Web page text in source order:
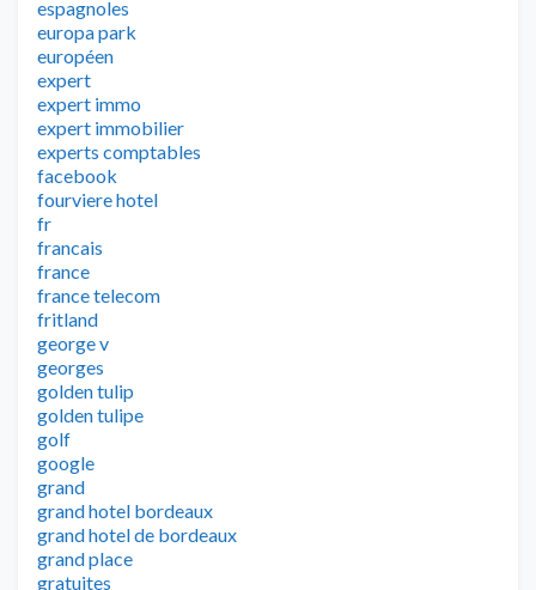
espagnoles
europa park
européen
expert
expert immo
expert immobilier
experts comptables
facebook
fourviere hotel
fr
francais
france
france telecom
fritland
george v
georges
golden tulip
golden tulipe
golf
google
grand
grand hotel bordeaux
grand hotel de bordeaux
grand place
gratuites